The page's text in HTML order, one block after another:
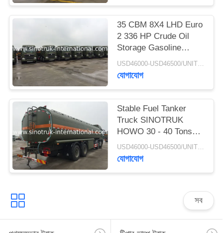
গোপনীয়তা
35 CBM 8X4 LHD Euro
2 336 HP Crude Oil
Storage Gasoline
Tanker Trucks ISO
Approved
USD46000-USD46500/UNIT)negotiation MOQ:1 Unit
যোগাযোগ
Stable Fuel Tanker
Truck SINOTRUK
HOWO 30 - 40 Tons
For Oil Transportation
8X4 RHD
USD46000-USD46500/UNIT)negotiation MOQ:1 Unit
যোগাযোগ
সব